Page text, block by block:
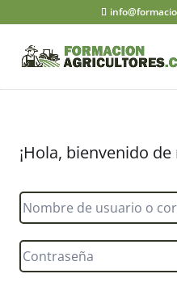
¡Hola, bienvenido de